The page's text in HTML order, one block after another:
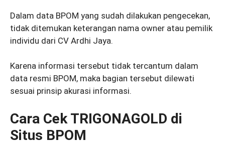
Dalam data BPOM yang sudah dilakukan pengecekan,
tidak ditemukan keterangan nama owner atau pemilik
individu dari CV Ardhi Jaya.
Karena informasi tersebut tidak tercantum dalam
data resmi BPOM, maka bagian tersebut dilewati
sesuai prinsip akurasi informasi.
Cara Cek TRIGONAGOLD di
Situs BPOM